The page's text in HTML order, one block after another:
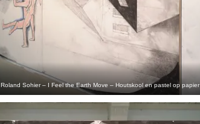
Roland Sohier – I Feel the Earth Move – Houtskool en pastel op papier